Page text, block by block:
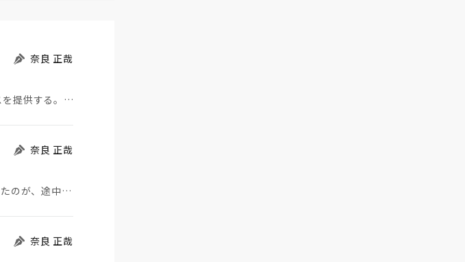
奈良 正哉
みずほ信託銀行は、地域金融機関に相続関連ノウハウ取得のためのサブスクサービスを提供する。 ゼロ金…
奈良 正哉
成年後見制度が変更される（6月18日日経）。これまで一度後見人が就くと終身だったのが、途中でやめら…
奈良 正哉